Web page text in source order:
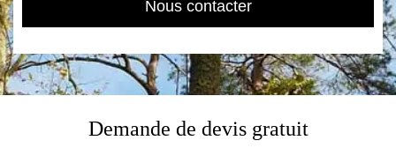
Nous contacter
Demande de devis gratuit